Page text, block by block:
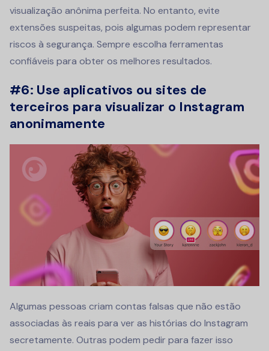
visualização anônima perfeita. No entanto, evite
extensões suspeitas, pois algumas podem representar
riscos à segurança. Sempre escolha ferramentas
confiáveis para obter os melhores resultados.
#6: Use aplicativos ou sites de
terceiros para visualizar o Instagram
anonimamente
Algumas pessoas criam contas falsas que não estão
associadas às reais para ver as histórias do Instagram
secretamente. Outras podem pedir para fazer isso